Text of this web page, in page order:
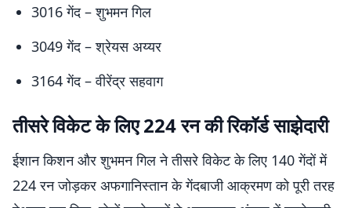
3016 गेंद – शुभमन गिल
3049 गेंद – श्रेयस अय्यर
3164 गेंद – वीरेंद्र सहवाग
तीसरे विकेट के लिए 224 रन की रिकॉर्ड साझेदारी
ईशान किशन और शुभमन गिल ने तीसरे विकेट के लिए 140 गेंदों में
224 रन जोड़कर अफगानिस्तान के गेंदबाजी आक्रमण को पूरी तरह